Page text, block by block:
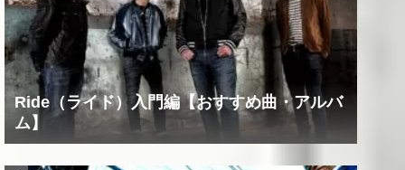
Ride（ライド）入門編【おすすめ曲・アルバ
ム】